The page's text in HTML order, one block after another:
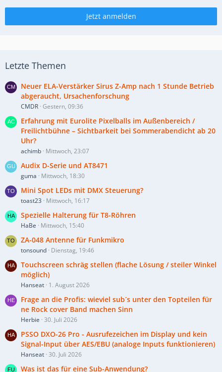
Jetzt anmelden
Letzte Themen
Neuer ELA-Verstärker Sirus Z-Amp nach 1 Stunde Betrieb
abgeraucht, Ursachenforschung
CMDR Gestern, 09:36
Erfahrung mit Eurolite Pixelballs im Außenbereich /
Freilichtbühne – Sichtbarkeit bei Sommerabendicht ab 20
Uhr?
achimb Mittwoch, 23:07
Audix D-Serie und AT8471
guma Mittwoch, 18:30
Mini Spot LEDs mit DMX Steuerung?
toast23 Mittwoch, 16:17
Spezielle Halterung für T8-Röhren
HaBe Mittwoch, 15:40
ZA-048 Antenne für Funkmikro
tonsound Dienstag, 19:46
Touchscreen schräg stellen (flache Lösung / steiler Winkel
möglich)
Hanseat 1. August 2026
Frage an die Profis: wieviel sub´s unter den Topteilen für
ne Rock cover Band machen Sinn
Herbie 30. Juli 2026
PSSO DXO-26 Pro - Ausrufezeichen im Display und kein
Signal-Input über AES/EBU (analoge Inputs funktionieren)
Hanseat 30. Juli 2026
Was ist das für eine Sub-Anwendung?